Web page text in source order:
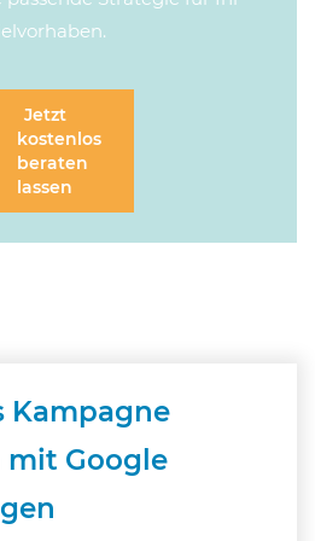
Jetzt
kostenlos
beraten
lassen
Kampagne
Google